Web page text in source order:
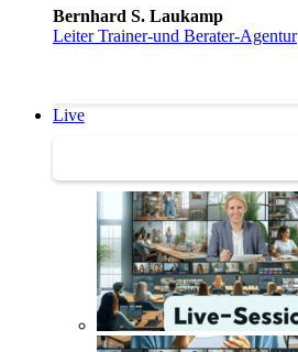
Bernhard S. Laukamp
Leiter Trainer-und Berater-Agentur
Live